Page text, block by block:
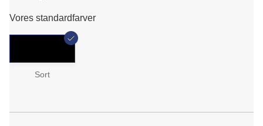
Vores standardfarver
Sort